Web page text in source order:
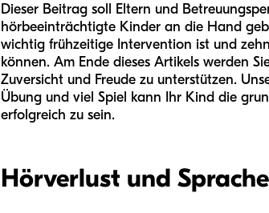
Dieser Beitrag soll Eltern und
hörbeeinträchtigte Kinder an die Hand
wichtig frühzeitige Intervention ist und
können. Am Ende dieses Artikels werden
Zuversicht und Freude zu unterstützen.
Übung und viel Spiel kann Ihr Kind die
erfolgreich zu sein.
Hörverlust und